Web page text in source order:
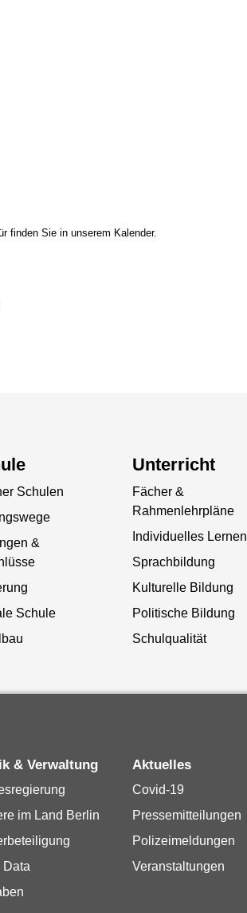
finden Sie in unserem Kalender.
Schulen
&
Schule
Unterricht
Fächer &
Rahmenlehrpläne
Individuelles Lernen
Sprachbildung
Kulturelle Bildung
Politische Bildung
Schulqualität
& Verwaltung
im Land Berlin
Data
Aktuelles
Covid-19
Pressemitteilungen
Polizeimeldungen
Veranstaltungen